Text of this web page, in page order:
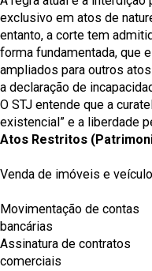
exclusivo em atos de
entanto, a corte tem
forma fundamentada, que
ampliados para outros
a declaração de
O STJ entende que a
existencial” e a liberdade
Atos Restritos
Venda de imóveis e
Movimentação de contas
bancárias
Assinatura de contratos
comerciais